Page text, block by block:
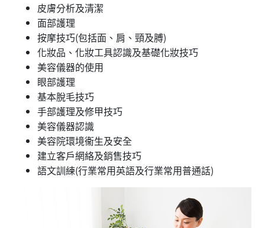
皮膚分析及清潔
面部護理
按摩技巧(包括面、肩、頸及膊)
化妝品、化妝工具認識及基礎化妝技巧
美容儀器的使用
眼部護理
基本脫毛技巧
手部護理及修甲技巧
美容儀器認識
美容院環境衞生及安全
建立客戶網絡及銷售技巧
語文訓練(行業常用英語及行業常用普通話)